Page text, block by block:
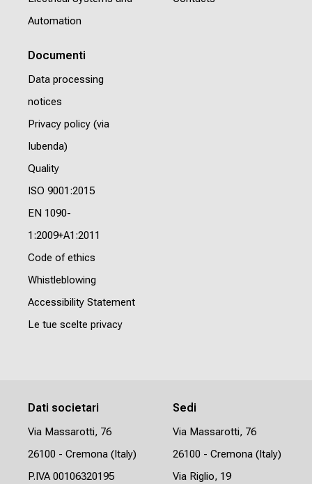
Automation
Documenti
Data processing
notices
Privacy policy (via
Iubenda)
Quality
ISO 9001:2015
EN 1090-
1:2009+A1:2011
Code of ethics
Whistleblowing
Accessibility Statement
Le tue scelte privacy
Dati societari
Via Massarotti, 76
26100 - Cremona (Italy)
P.IVA 00106320195
Sedi
Via Massarotti, 76
26100 - Cremona (Italy)
Via Riglio, 19